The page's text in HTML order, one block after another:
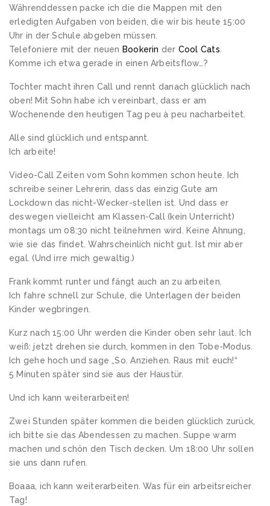
Währenddessen packe ich die die Mappen mit den
erledigten Aufgaben von beiden, die wir bis heute 15:00
Uhr in der Schule abgeben müssen.
Telefoniere mit der neuen Bookerin der Cool Cats
Komme ich etwa gerade in einen Arbeitsflow…?
Tochter macht ihren Call und rennt danach glücklich nach
oben! Mit Sohn habe ich vereinbart, dass er am
Wochenende den heutigen Tag peu à peu nacharbeitet.
Alle sind glücklich und entspannt.
Ich arbeite!
Video-Call Zeiten vom Sohn kommen schon heute. Ich
schreibe seiner Lehrerin, dass das einzig Gute am
Lockdown das nicht-Wecker-stellen ist. Und dass er
deswegen vielleicht am Klassen-Call (kein Unterricht)
montags um 08:30 nicht teilnehmen wird. Keine Ahnung,
wie sie das findet. Wahrscheinlich nicht gut. Ist mir aber
egal. (Und irre mich gewaltig.)
Frank kommt runter und fängt auch an zu arbeiten.
Ich fahre schnell zur Schule, die Unterlagen der beiden
Kinder wegbringen.
Kurz nach 15:00 Uhr werden die Kinder oben sehr laut. Ich
weiß: jetzt drehen sie durch, kommen in den Tobe-Modus.
Ich gehe hoch und sage „So. Anziehen. Raus mit euch!“
5 Minuten später sind sie aus der Haustür.
Und ich kann weiterarbeiten!
Zwei Stunden später kommen die beiden glücklich zurück,
ich bitte sie das Abendessen zu machen. Suppe warm
machen und schön den Tisch decken. Um 18:00 Uhr sollen
sie uns dann rufen.
Boaaa, ich kann weiterarbeiten. Was für ein arbeitsreicher
Tag!